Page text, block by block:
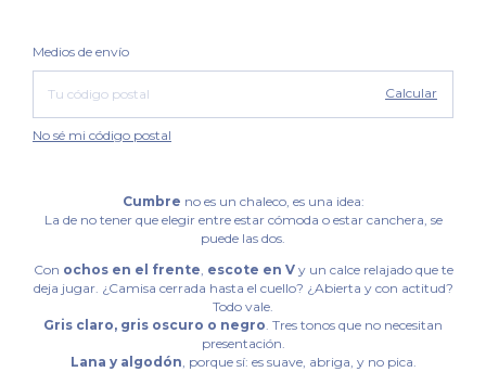
Entregas para el CP:
Medios de envío
Calcular
No sé mi código postal
Cumbre no es un chaleco, es una idea:
La de no tener que elegir entre estar cómoda o estar canchera, se
puede las dos.
Con ochos en el frente, escote en Vy un calce relajado que te
deja jugar. ¿Camisa cerrada hasta el cuello? ¿Abierta y con actitud?
Todo vale.
Gris claro, gris oscuro o negro. Tres tonos que no necesitan
presentación.
Lana y algodón, porque sí: es suave, abriga, y no pica.